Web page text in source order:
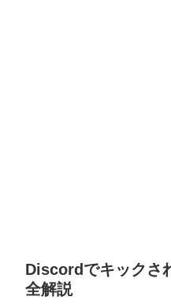
Discordでキックさ
全解説